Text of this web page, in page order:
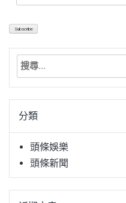
搜
關
字:分類
頭條娛樂
頭條新聞